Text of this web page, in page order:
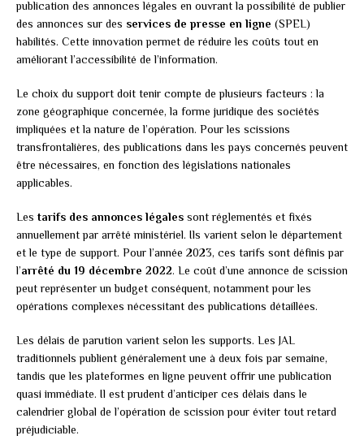
publication des annonces légales en ouvrant la possibilité de publier
des annonces sur des services de presse en ligne (SPEL)
habilités. Cette innovation permet de réduire les coûts tout en
améliorant l’accessibilité de l’information.
Le choix du support doit tenir compte de plusieurs facteurs : la
zone géographique concernée, la forme juridique des sociétés
impliquées et la nature de l’opération. Pour les scissions
transfrontalières, des publications dans les pays concernés peuvent
être nécessaires, en fonction des législations nationales
applicables.
Les tarifs des annonces légales sont réglementés et fixés
annuellement par arrêté ministériel. Ils varient selon le département
et le type de support. Pour l’année 2023, ces tarifs sont définis par
l’arrêté du 19 décembre 2022. Le coût d’une annonce de scission
peut représenter un budget conséquent, notamment pour les
opérations complexes nécessitant des publications détaillées.
Les délais de parution varient selon les supports. Les JAL
traditionnels publient généralement une à deux fois par semaine,
tandis que les plateformes en ligne peuvent offrir une publication
quasi immédiate. Il est prudent d’anticiper ces délais dans le
calendrier global de l’opération de scission pour éviter tout retard
préjudiciable.